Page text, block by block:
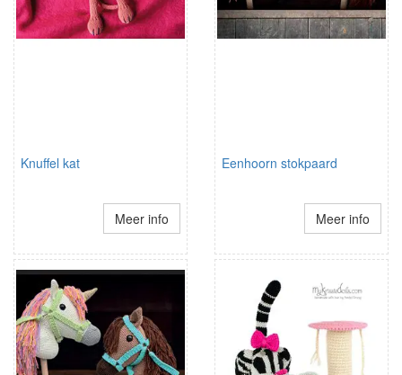
Knuffel kat
Meer info
Eenhoorn stokpaard
Meer info